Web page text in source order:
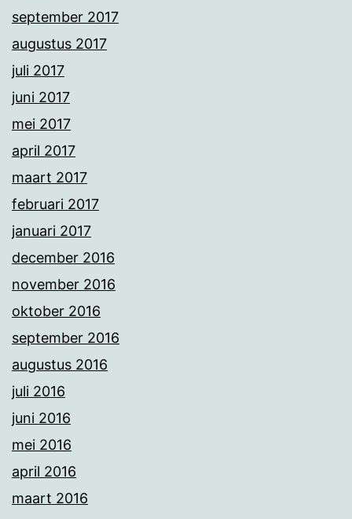
september 2017
augustus 2017
juli 2017
juni 2017
mei 2017
april 2017
maart 2017
februari 2017
januari 2017
december 2016
november 2016
oktober 2016
september 2016
augustus 2016
juli 2016
juni 2016
mei 2016
april 2016
maart 2016